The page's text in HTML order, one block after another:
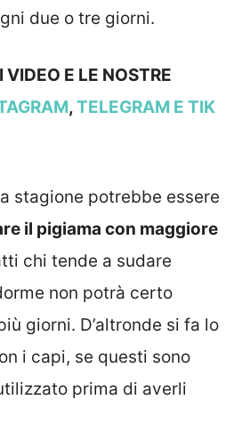
due o tre giorni.
VIDEO E LE NOSTRE
,TELEGRAM E TIK
stagione potrebbe essere
il pigiama con maggiore
chi tende a sudare
non potrà certo
giorni. D’altronde si fa lo
i capi, se questi sono
prima di averli